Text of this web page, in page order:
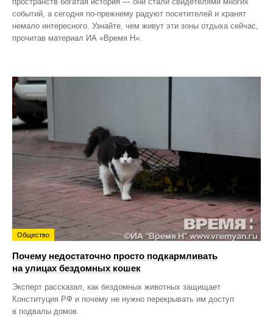
событий, а сегодня по‑прежнему радуют посетителей и хранят
немало интересного. Узнайте, чем живут эти зоны отдыха сейчас,
прочитав материал ИА «Время Н».
Общество
Почему недостаточно просто подкармливать
на улицах бездомных кошек
Эксперт рассказал, как бездомных животных защищает
Конституция РФ и почему не нужно перекрывать им доступ
в подвалы домов.